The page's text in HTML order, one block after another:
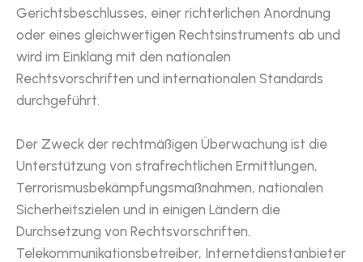
Gerichtsbeschlusses, einer richterlichen Anordnung
oder eines gleichwertigen Rechtsinstruments ab und
wird im Einklang mit den nationalen
Rechtsvorschriften und internationalen Standards
durchgeführt.
Der Zweck der rechtmäßigen Überwachung ist die
Unterstützung von strafrechtlichen Ermittlungen,
Terrorismusbekämpfungsmaßnahmen, nationalen
Sicherheitszielen und in einigen Ländern die
Durchsetzung von Rechtsvorschriften.
Telekommunikationsbetreiber, Internetdienstanbieter